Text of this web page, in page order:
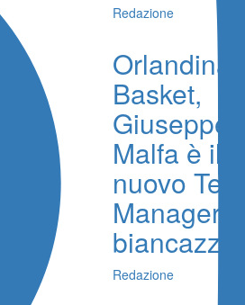
Redazione
Orlandina
Basket,
Giuseppe
Malfa è il
nuovo Team
Manager
Redazione